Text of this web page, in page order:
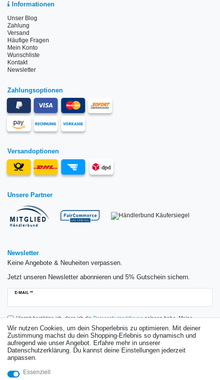
Informationen
Unser Blog
Zahlung
Versand
Häufige Fragen
Mein Konto
Wunschliste
Kontakt
Newsletter
Zahlungsoptionen
Versandoptionen
Unsere Partner
Newsletter
Keine Angebote & Neuheiten verpassen.
Jetzt unseren Newsletter abonnieren und 5% Gutschein sichern.
E-MAIL **
Newsletter
Hiermit bestätige ich, dass ich dieDaten­schutz­erklärunggelesen habe. Meine
Einwilligung kann ich jederzeit widerrufen.**
Abonnieren
Wir nutzen Cookies, um dein Shoperlebnis zu optimieren. Mit deiner
Zustimmung machst du dein Shopping-Erlebnis so dynamisch und
aufregend wie unser Angebot. Erfahre mehr in unserer
Datenschutzerklärung. Du kannst deine Einstellungen jederzeit
anpassen.
Essenziell